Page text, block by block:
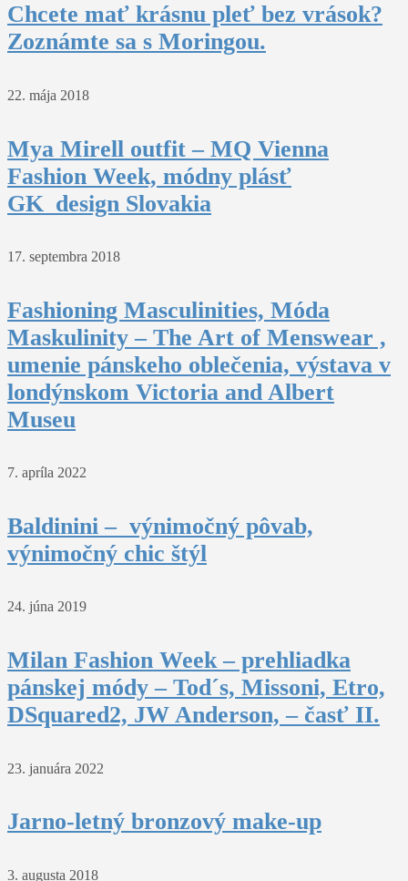
Chcete mať krásnu pleť bez vrások?
Zoznámte sa s Moringou.
22. mája 2018
Mya Mirell outfit – MQ Vienna
Fashion Week, módny plásť
GK_design Slovakia
17. septembra 2018
Fashioning Masculinities, Móda
Maskulinity – The Art of Menswear ,
umenie pánskeho oblečenia, výstava v
londýnskom Victoria and Albert
Museu
7. apríla 2022
Baldinini – výnimočný pôvab,
výnimočný chic štýl
24. júna 2019
Milan Fashion Week – prehliadka
pánskej módy – Tod´s, Missoni, Etro,
DSquared2, JW Anderson, – časť II.
23. januára 2022
Jarno-letný bronzový make-up
3. augusta 2018